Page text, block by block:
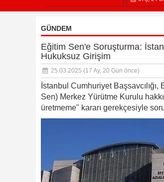
GÜNDEM
Eğitim Sen'e Soruşturma:
Hukuksuz Girişim
25.03.2025 (17 Ay, 20 Gün önce)
İstanbul Cumhuriyet
Sen) Merkez Yürütme Kurulu
üretmeme" kararı gerekçesiyle